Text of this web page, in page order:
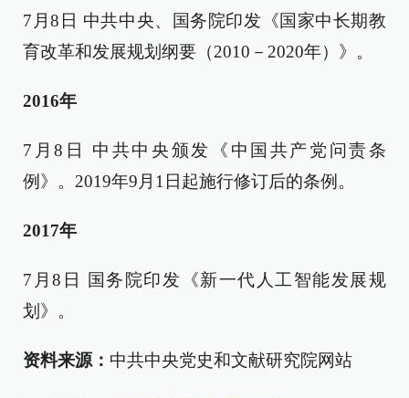
7月8日 中共中央、国务院印发《国家中长期教
育改革和发展规划纲要（2010－2020年）》。
2016年
7月8日 中共中央颁发《中国共产党问责条
例》。2019年9月1日起施行修订后的条例。
2017年
7月8日 国务院印发《新一代人工智能发展规
划》。
资料来源： 中共中央党史和文献研究院网站